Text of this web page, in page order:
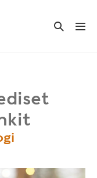
Search